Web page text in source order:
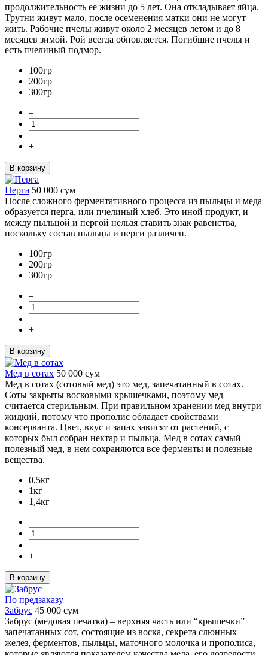
продолжительность ее жизни до 5 лет. Она откладывает яйца.
Трутни живут мало, после осеменения матки они не могут
жить. Рабочие пчелы живут около 2 месяцев летом и до 8
месяцев зимой. Рой всегда обновляется. Погибшие пчелы и
есть пчелиный подмор.
100гр
200гр
300гр
–
+
В корзину
Перга 50 000 сум
После сложного ферментативного процесса из пыльцы и меда
образуется перга, или пчелиный хлеб. Это иной продукт, и
между пыльцой и пергой нельзя ставить знак равенства,
поскольку состав пыльцы и перги различен.
100гр
200гр
300гр
–
+
В корзину
Мед в сотах 50 000 сум
Мед в сотах (сотовый мед) это мед, запечатанный в сотах.
Соты закрыты восковыми крышечками, поэтому мед
считается стерильным. При правильном хранении мед внутри
жидкий, потому что прополис обладает свойствами
консерванта. Цвет, вкус и запах зависят от растений, с
которых был собран нектар и пыльца. Мед в сотах самый
полезный мед, в нем сохраняются все ферменты и полезные
вещества.
0,5кг
1кг
1,4кг
–
+
В корзину
По предзаказу
Забрус 45 000 сум
Забрус (медовая печатка) – верхняя часть или “крышечки”
запечатанных сот, состоящие из воска, секрета слюнных
желез, ферментов, пыльцы, маточного молочка и прополиса,